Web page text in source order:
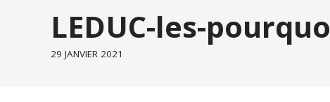
LEDUC-les-
29 JANVIER 2021